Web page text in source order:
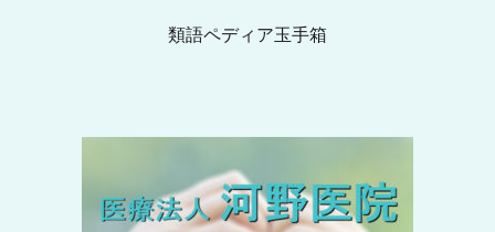
類語ペディア玉手箱